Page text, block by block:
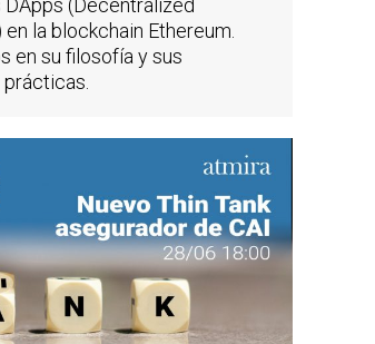
(Decentralized
la blockchain Ethereum.
en su filosofía y sus